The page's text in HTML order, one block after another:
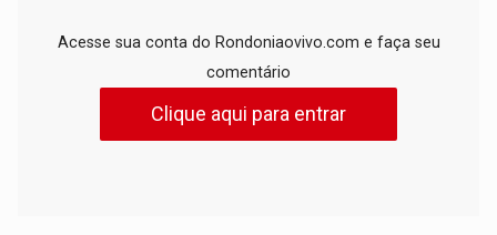
Acesse sua conta do Rondoniaovivo.com e faça seu
comentário
Clique aqui para entrar